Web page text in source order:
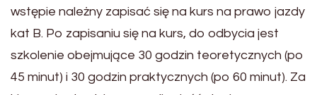
wstępie należny zapisać się na kurs na prawo jazdy
kat B. Po zapisaniu się na kurs, do odbycia jest
szkolenie obejmujące 30 godzin teoretycznych (po
45 minut) i 30 godzin praktycznych (po 60 minut). Za